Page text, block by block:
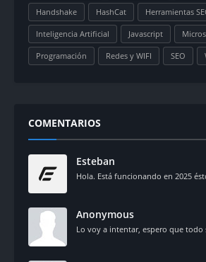
Handshake HashCat Herramientas
Inteligencia Artificial Javascript
Programación Redes y WIFI SEO
COMENTARIOS
Esteban
Hola. Está funcionando en 2025
Anonymous
Lo voy a intentar, espero que todo